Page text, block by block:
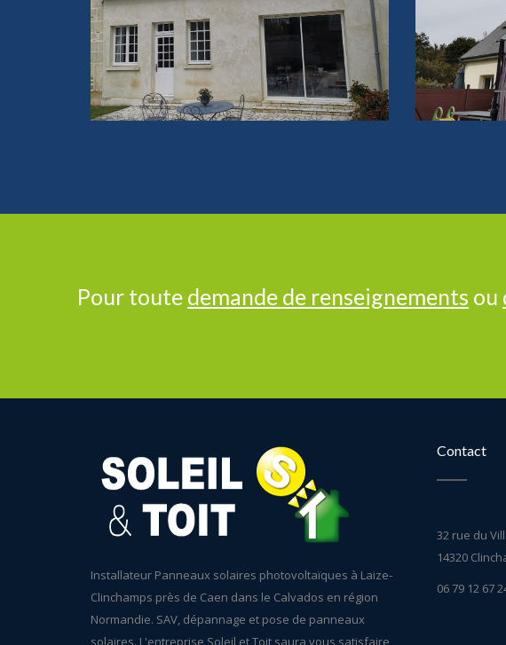
Pour toute demande de renseignements ou
Installateur Panneaux solaires photovoltaïques à Laize-
Clinchamps près de Caen dans le Calvados en région
Normandie. SAV, dépannage et pose de panneaux
solaires. L'entreprise Soleil et Toit saura vous satisfaire
Contact
32 rue du
14320
06 79 12 67